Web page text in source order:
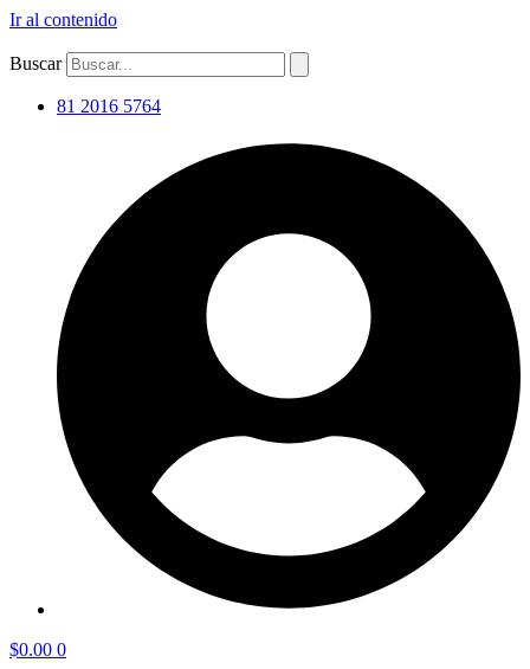
Ir al contenido
Buscar
81 2016 5764
$0.00 0